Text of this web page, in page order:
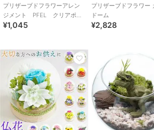
プリザーブドフラワーアレン
ジメント PFEL クリアポー
チ アイスランドモスパウダ
¥1,045
プリザーブドフラワー
ドーム
¥2,828